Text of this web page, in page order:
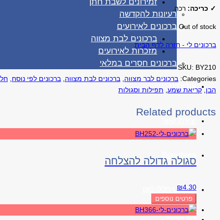
רעיונות להקדשה
ברכונים לאירועים
ברכונים לבת מצווה
מזכרות לאירועים
ברכונים חסרים במלאי
אודותינו
יצירת קשר
Benchers
0 פריטים
✓ כריכה: רכה.
Out of stock
ברכונים לי - חזרה לדף הבית
SKU: BY210
Categories: ברכונים לבר מצווה ברכונים לבת מצווה ברכונים לפי נוסח
הבן ,קריאת שמע תפילות וסגולות
Related products
סגולה גדולה להצלחה
₪4.30
פרטים נוספים